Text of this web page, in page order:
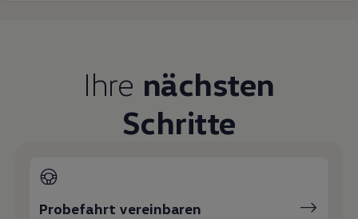
Elektromobilität
Volkswagen R
Pannen- und Unfallhilfe
Volkswagen Kundenbetreuung
Ihre nächsten
Schritte
Probefahrt vereinbaren